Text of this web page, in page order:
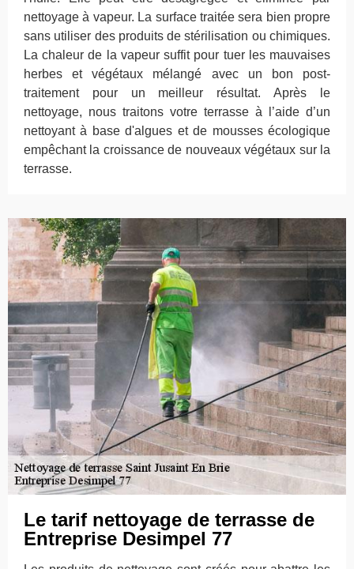
nettoyage à vapeur. La surface traitée sera bien propre
sans utiliser des produits de stérilisation ou chimiques.
La chaleur de la vapeur suffit pour tuer les mauvaises
herbes et végétaux mélangé avec un bon post-
traitement pour un meilleur résultat. Après le
nettoyage, nous traitons votre terrasse à l’aide d’un
nettoyant à base d'algues et de mousses écologique
empêchant la croissance de nouveaux végétaux sur la
terrasse.
Le tarif nettoyage de terrasse de
Entreprise Desimpel 77